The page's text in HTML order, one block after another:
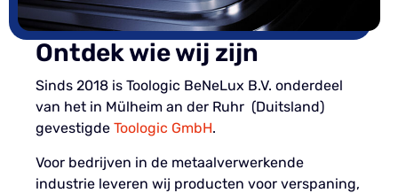
Ontdek wie wij zijn
Sinds 2018 is Toologic BeNeLux B.V. onderdeel
van het in Mülheim an der Ruhr (Duitsland)
gevestigde Toologic GmbH.
Voor bedrijven in de metaalverwerkende
industrie leveren wij producten voor verspaning,